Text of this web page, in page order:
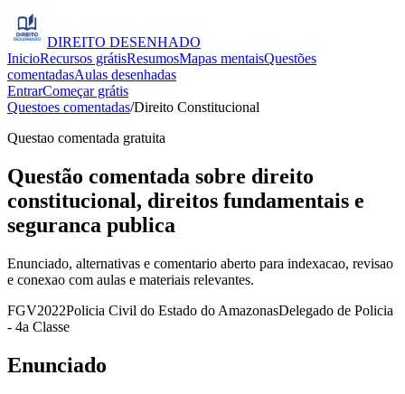
DIREITO DESENHADO
InicioRecursos grátisResumosMapas mentaisQuestões
comentadasAulas desenhadas
EntrarComeçar grátis
Questoes comentadas/Direito Constitucional
Questao comentada gratuita
Questão comentada sobre direito
constitucional, direitos fundamentais e
seguranca publica
Enunciado, alternativas e comentario aberto para indexacao, revisao
e conexao com aulas e materiais relevantes.
FGV2022Policia Civil do Estado do AmazonasDelegado de Policia
- 4a Classe
Enunciado